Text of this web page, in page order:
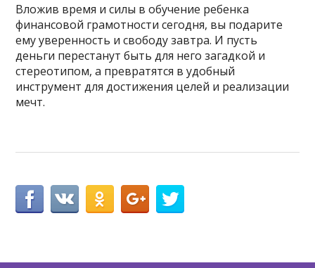
Вложив время и силы в обучение ребенка
финансовой грамотности сегодня, вы подарите
ему уверенность и свободу завтра. И пусть
деньги перестанут быть для него загадкой и
стереотипом, а превратятся в удобный
инструмент для достижения целей и реализации
мечт.